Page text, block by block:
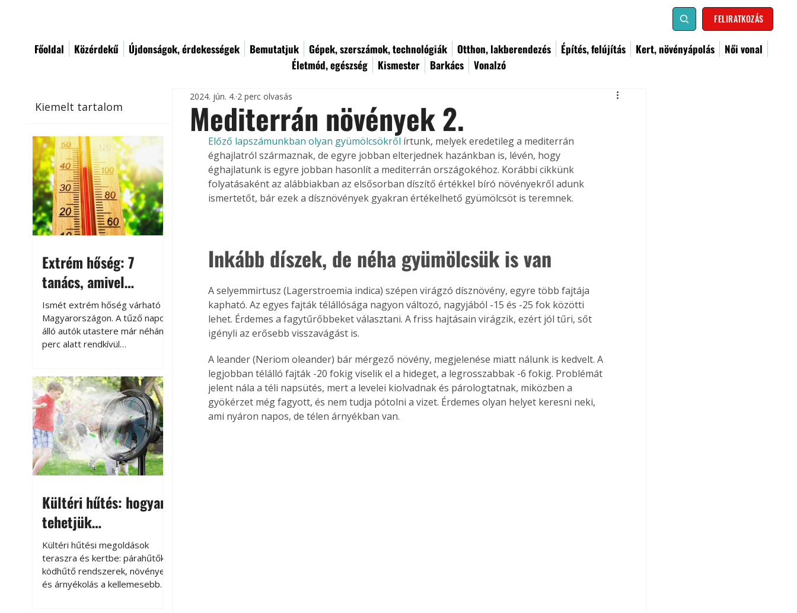
FELIRATKOZÁS
Főoldal Közérdekű Újdonságok, érdekességek Bemutatjuk Gépek, szerszámok, technológiák Otthon, lakberendezés Építés, felújítás Kert, növényápolás
Női vonal
Életmód, egészség
Kismester Barkács Vonalzó
Kiemelt tartalom
Extrém hőség: 7
tanács, amivel
megóvhatjuk
autónkat a nyári
károktól
Ismét extrém hőség várható
Magyarországon. A tűző napon
álló autók utastere már néhány
perc alatt rendkívül
megközelítheti. Ez nemcsak a
beszállást teszi kellemetlenné,
hanem az autó állapotára és a
benne hagyott tárgyakra is
káros hatással lehet. Néhány
egyszerű óvintézkedéssel
azonban jelentősen
csökkenthetjük a hőség káros
Kültéri hűtés: hogyan
tehetjük
kellemesebbé a
teraszt és a kertet?
Kültéri hűtési megoldások
teraszra és kertbe: párahűtők,
ködhűtő rendszerek, növények
és árnyékolás a kellemesebb
Mediterrán növények 2.
2024. jún. 4. 2 perc olvasás
Előző lapszámunkban olyan gyümölcsökről írtunk, melyek eredetileg a mediterrán
éghajlatról származnak, de egyre jobban elterjednek hazánkban is, lévén, hogy
éghajlatunk is egyre jobban hasonlít a mediterrán országokéhoz. Korábbi cikkünk
folyatásaként az alábbiakban az elsősorban díszítő értékkel bíró növényekről adunk
ismertetőt, bár ezek a dísznövények gyakran értékelhető gyümölcsöt is teremnek.
Inkább díszek, de néha gyümölcsük is van
A selyemmirtusz (Lagerstroemia indica) szépen virágzó dísznövény, egyre több fajtája
kapható. Az egyes fajták télállósága nagyon változó, nagyjából -15 és -25 fok közötti
lehet. Érdemes a fagytűrőbbeket választani. A friss hajtásain virágzik, ezért jól tűri, sőt
igényli az erősebb visszavágást is.
A leander (Neriom oleander) bár mérgező növény, megjelenése miatt nálunk is kedvelt. A
legjobban télálló fajták -20 fokig viselik el a hideget, a legrosszabbak -6 fokig. Problémát
jelent nála a téli napsütés, mert a levelei kiolvadnak és párologtatnak, miközben a
gyökérzet még fagyott, és nem tudja pótolni a vizet. Érdemes olyan helyet keresni neki,
ami nyáron napos, de télen árnyékban van.